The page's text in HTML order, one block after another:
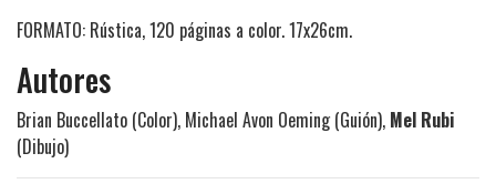
FORMATO: Rústica, 120 páginas a color. 17x26cm.
Autores
Brian Buccellato (Color), Michael Avon Oeming(Guión), Mel Rubi
(Dibujo)